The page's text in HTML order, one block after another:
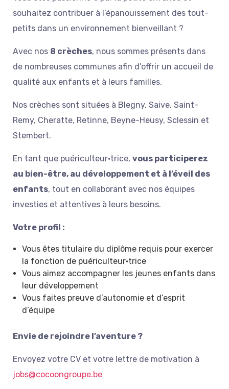
souhaitez contribuer à l’épanouissement des tout-
petits dans un environnement bienveillant ?
Avec nos 8 crèches, nous sommes présents dans
de nombreuses communes afin d’offrir un accueil de
qualité aux enfants et à leurs familles.
Nos crèches sont situées à Blegny, Saive, Saint-
Remy, Cheratte, Retinne, Beyne-Heusy, Sclessin et
Stembert.
En tant que puériculteur·trice, vous participerez
au bien-être, au développement et à l’éveil des
enfants, tout en collaborant avec nos équipes
investies et attentives à leurs besoins.
Votre profil :
Vous êtes titulaire du diplôme requis pour exercer
la fonction de puériculteur·trice
Vous aimez accompagner les jeunes enfants dans
leur développement
Vous faites preuve d’autonomie et d’esprit
d’équipe
Envie de rejoindre l’aventure ?
Envoyez votre CV et votre lettre de motivation à
jobs@cocoongroupe.be